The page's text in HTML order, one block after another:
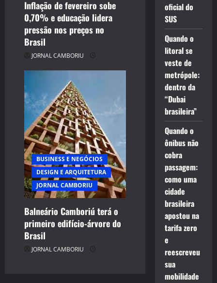
Inflação de fevereiro sobe
0,70% e educação lidera
pressão nos preços no
Brasil
JORNAL CAMBORIU
BUSINESS E NEGÓCIOS
DESIGN E ARQUITETURA
JORNAL CAMBORIU
Balneário Camboriú terá o
primeiro edifício-árvore do
Brasil
JORNAL CAMBORIU
oficial do
SUS
Quando o
litoral se
veste de
metrópole:
dentro da
“Dubai
brasileira”
Quando o
ônibus não
cobra
passagem:
como uma
cidade
brasileira
apostou na
tarifa zero
e
reescreveu
sua
mobilidade